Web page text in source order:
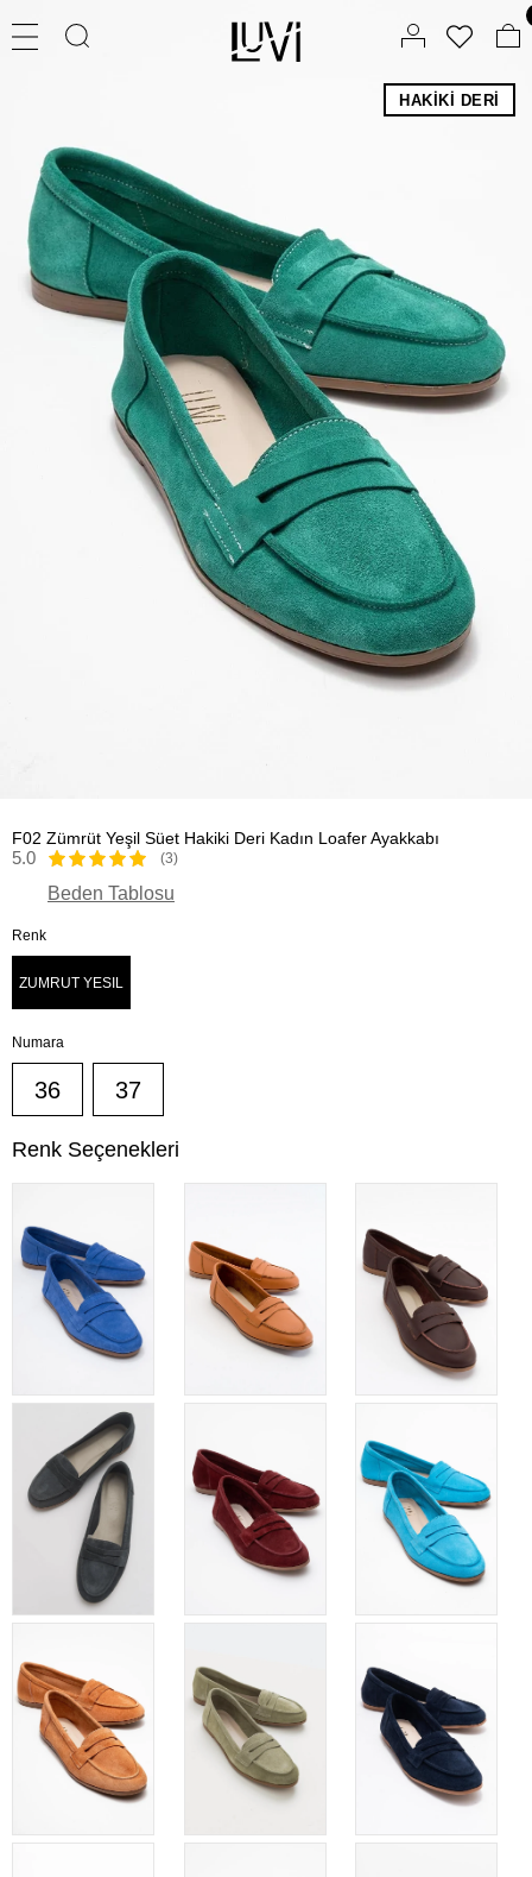
HAKIKI DERI
F02 Zümrüt Yeşil Süet Hakiki Deri Kadın Loafer Ayakkabı
5.0 (3)
Beden Tablosu
Renk
ZUMRUT YESIL
Numara
36 37
Renk Seçenekleri